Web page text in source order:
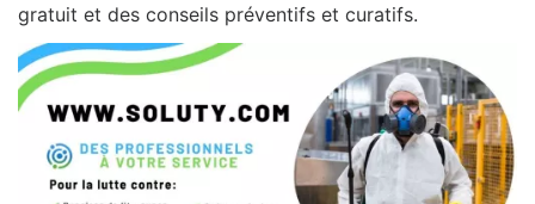
gratuit et des conseils préventifs et curatifs.